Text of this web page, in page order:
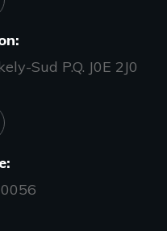
Sud P.Q. J0E 2J0